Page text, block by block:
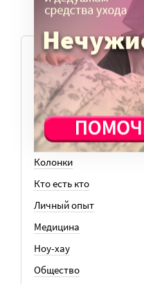
ТЕМЫ
Вера
Законы
История
Колонки
Кто есть кто
Личный опыт
Медицина
Ноу-хау
Общество